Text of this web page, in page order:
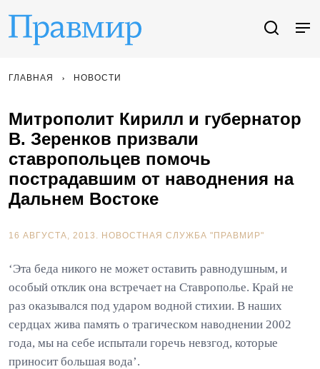
ГЛАВНАЯ НОВОСТИ
Митрополит Кирилл и губернатор
В. Зеренков призвали
ставропольцев помочь
пострадавшим от наводнения на
Дальнем Востоке
16 АВГУСТА, 2013. НОВОСТНАЯ СЛУЖБА "ПРАВМИР"
‘Эта беда никого не может оставить равнодушным, и
особый отклик она встречает на Ставрополье. Край не
раз оказывался под ударом водной стихии. В наших
сердцах жива память о трагическом наводнении 2002
года, мы на себе испытали горечь невзгод, которые
приносит большая вода’.